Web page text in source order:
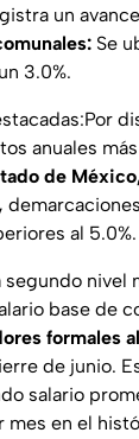
un
Se
3.0%.
anuales
de
al 5.0%.
nivel
base de
formales
de junio.
salario
en el